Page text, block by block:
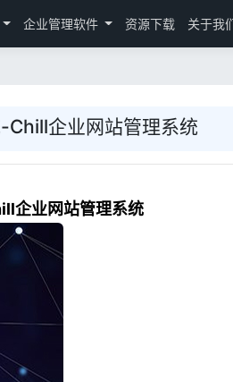
企业管理软件 资源下载 关于我
企业网站管理系统
企业网站管理系统